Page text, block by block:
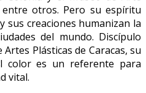
otros. Pero su espíritu
sus creaciones humanizan la
del mundo. Discípulo
Plásticas de Caracas, su
color es un referente para
vital.